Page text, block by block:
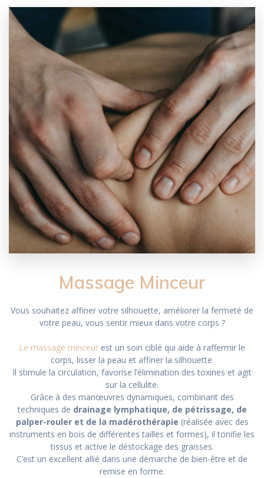
Massage Minceur
Vous souhaitez affiner votre silhouette, améliorer la fermeté de
votre peau, vous sentir mieux dans votre corps ?
Le massage minceur est un soin ciblé qui aide à raffermir le
corps, lisser la peau et affiner la silhouette.
Il stimule la circulation, favorise l’élimination des toxines et agit
sur la cellulite.
Grâce à des manœuvres dynamiques, combinant des
techniques de drainage lymphatique, de pétrissage, de
palper-rouler et de la madérothérapie (réalisée avec des
instruments en bois de différentes tailles et formes), il tonifie les
tissus et active le déstockage des graisses.
C’est un excellent allié dans une démarche de bien-être et de
remise en forme.